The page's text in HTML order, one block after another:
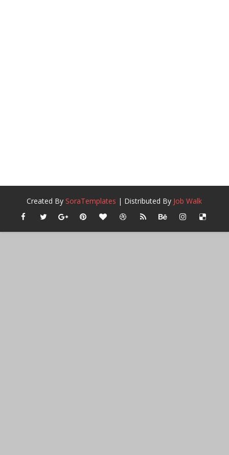
Created BySoraTemplates | Distributed By Job Walk